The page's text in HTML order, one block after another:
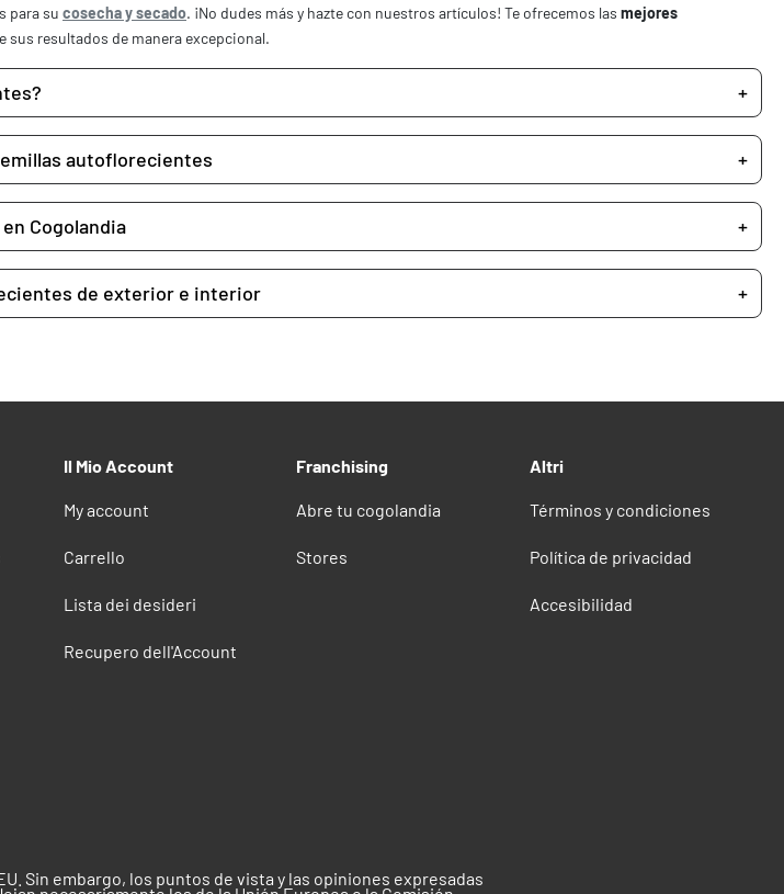
para su cosecha y secado. ¡No dudes más y hazte con nuestros artículos! Te ofrecemos las mejores
sus resultados de manera excepcional.
autoflorecientes
Cogolandia
de exterior e interior
Il Mio Account
My account
Carrello
Lista dei desideri
Recupero dell'Account
Franchising
Abre tu cogolandia
Stores
Altri
Términos y condiciones
Política de privacidad
Accesibilidad
Sin embargo, los puntos de vista y las opiniones expresadas